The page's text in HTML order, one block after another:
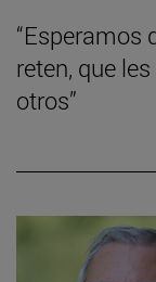
“Esperamos
reten, que
otros”